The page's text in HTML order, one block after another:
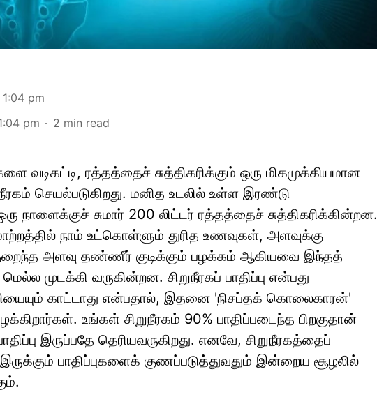
pm
pm 2 min read
வடிகட்டி, ரத்தத்தைச் சுத்திகரிக்கும் ஒரு மிகமுக்கியமான
செயல்படுகிறது. மனித உடலில் உள்ள இரண்டு
நாளைக்குச் சுமார் 200 லிட்டர் ரத்தத்தைச் சுத்திகரிக்கின்றன.
நாம் உட்கொள்ளும் துரித உணவுகள், அளவுக்கு
அளவு தண்ணீர் குடிக்கும் பழக்கம் ஆகியவை இந்தத்
முடக்கி வருகின்றன. சிறுநீரகப் பாதிப்பு என்பது
காட்டாது என்பதால், இதனை 'நிசப்தக் கொலைகாரன்'
உங்கள் சிறுநீரகம் 90% பாதிப்படைந்த பிறகுதான்
இருப்பதே தெரியவருகிறது. எனவே, சிறுநீரகத்தைப்
பாதிப்புகளைக் குணப்படுத்துவதும் இன்றைய சூழலில்